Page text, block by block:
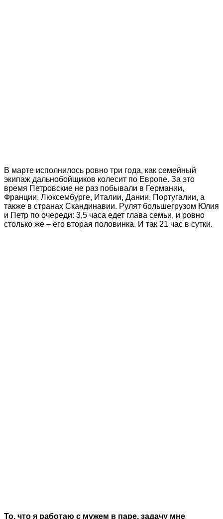
В марте исполнилось ровно три года, как семейный
экипаж дальнобойщиков колесит по Европе. За это
время Петровские не раз побывали в Германии,
Франции, Люксембурге, Италии, Дании, Португалии, а
также в странах Скандинавии. Рулят большегрузом Юлия
и Петр по очереди: 3,5 часа едет глава семьи, и ровно
столько же – его вторая половинка. И так 21 час в сутки.
То, что я работаю с мужем в паре, задачу мне